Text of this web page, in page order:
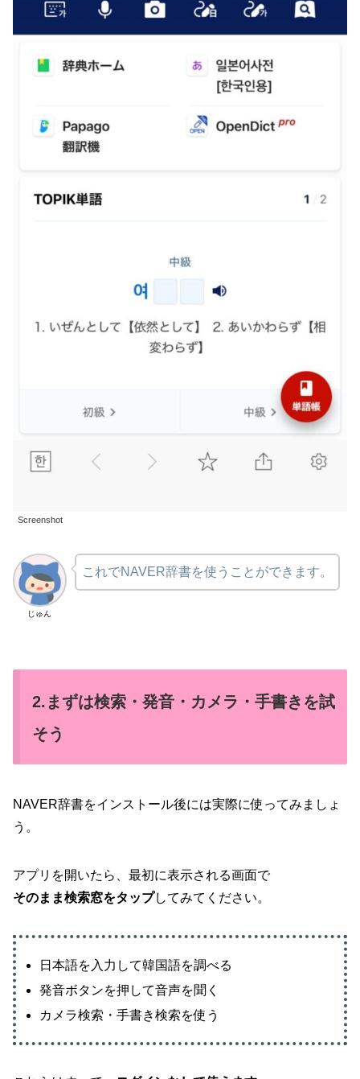
Screenshot
じゅん
これでNAVER辞書を使うことができます。
2.まずは検索・発音・カメラ・手書きを試
そう
NAVER辞書をインストール後には実際に使ってみましょ
う。
アプリを開いたら、最初に表示される画面で
そのまま検索窓をタップしてみてください。
日本語を入力して韓国語を調べる
発音ボタンを押して音声を聞く
カメラ検索・手書き検索を使う